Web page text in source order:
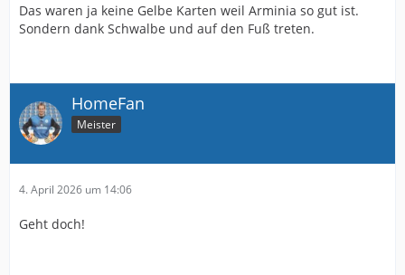
Das waren ja keine Gelbe Karten weil Arminia so gut ist.
Sondern dank Schwalbe und auf den Fuß treten.
HomeFan
Meister
4. April 2026 um 14:06
Geht doch!